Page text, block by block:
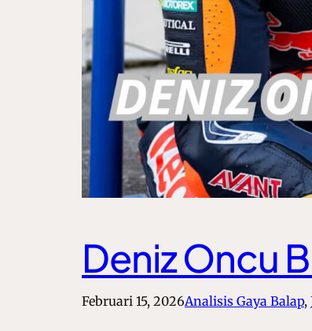
Deniz Oncu
Februari 15, 2026Analisis Gaya Balap,